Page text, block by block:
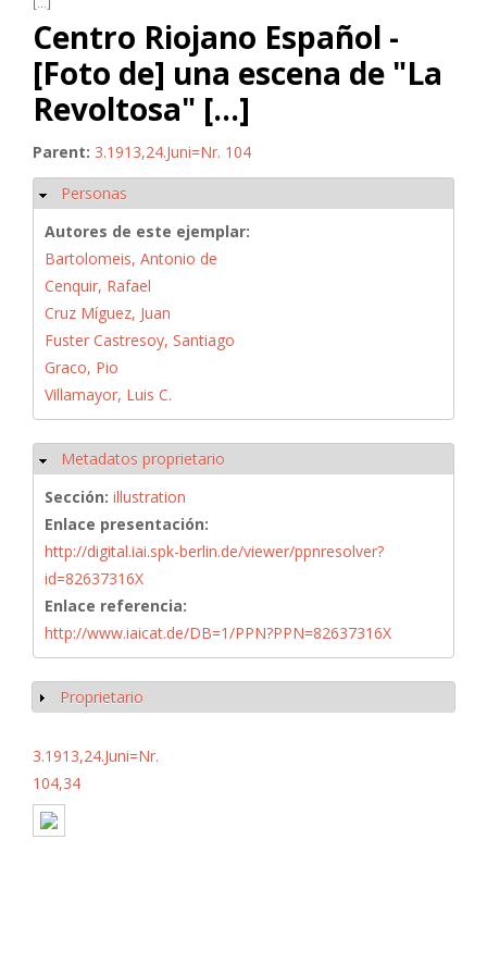
Centro Riojano Español -
[Foto de] una escena de "La
Revoltosa" [...]
Parent: 3.1913,24.Juni=Nr. 104
Ocultar
Personas
Autores de este ejemplar:
Bartolomeis, Antonio de
Cenquir, Rafael
Cruz Míguez, Juan
Fuster Castresoy, Santiago
Graco, Pio
Villamayor, Luis C.
Ocultar
Metadatos proprietario
Sección: illustration
Enlace presentación:
http://digital.iai.spk-berlin.de/viewer/ppnresolver?
id=82637316X
Enlace referencia:
http://www.iaicat.de/DB=1/PPN?PPN=82637316X
Mostrar
Proprietario
3.1913,24.Juni=Nr.
104,34